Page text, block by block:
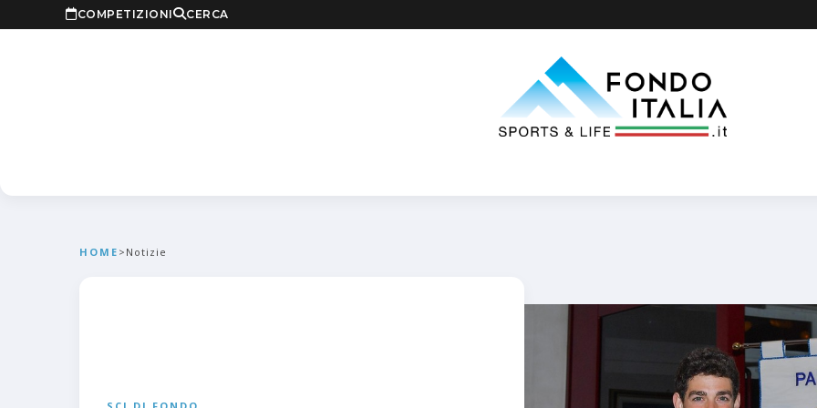
COMPETIZIONI CERCA
HOME > Notizie